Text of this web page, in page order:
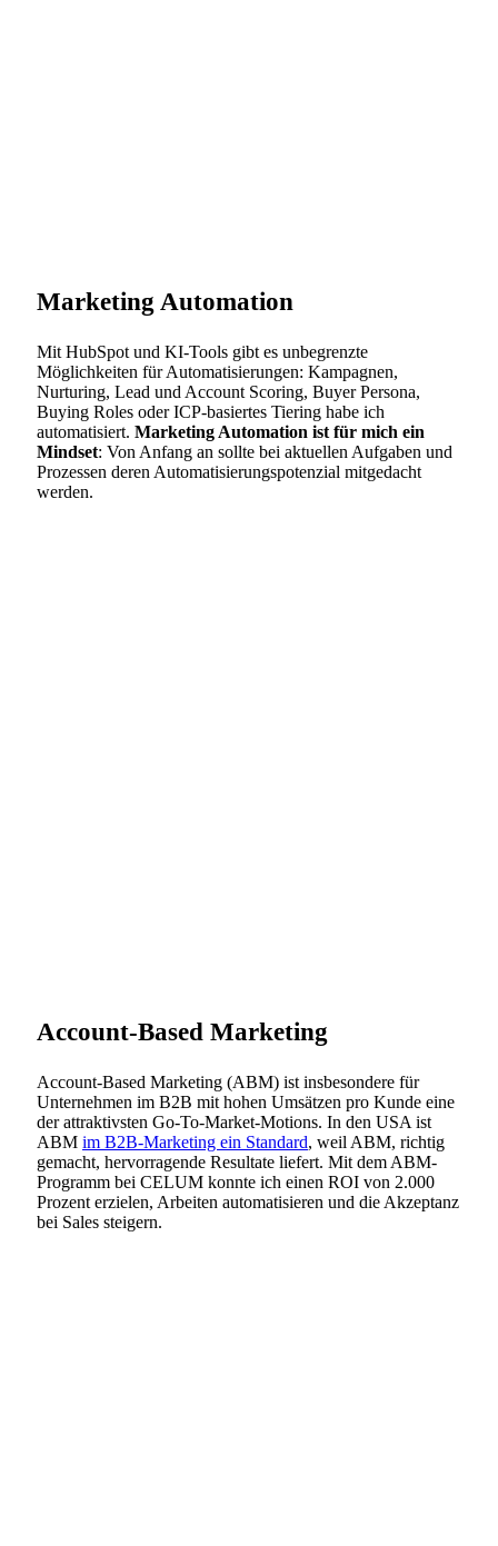
Marketing Automation
Mit HubSpot und KI-Tools gibt es unbegrenzte
Möglichkeiten für Automatisierungen: Kampagnen,
Nurturing, Lead und Account Scoring, Buyer Persona,
Buying Roles oder ICP-basiertes Tiering habe ich
automatisiert. Marketing Automation ist für mich ein
Mindset: Von Anfang an sollte bei aktuellen Aufgaben und
Prozessen deren Automatisierungspotenzial mitgedacht
werden.
Account-Based Marketing
Account-Based Marketing (ABM) ist insbesondere für
Unternehmen im B2B mit hohen Umsätzen pro Kunde eine
der attraktivsten Go-To-Market-Motions. In den USA ist
ABM im B2B-Marketing ein Standard, weil ABM, richtig
gemacht, hervorragende Resultate liefert. Mit dem ABM-
Programm bei CELUM konnte ich einen ROI von 2.000
Prozent erzielen, Arbeiten automatisieren und die Akzeptanz
bei Sales steigern.